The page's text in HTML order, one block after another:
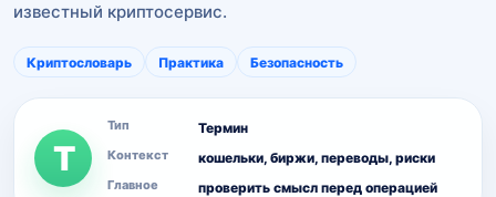
известный криптосервис.
Криптословарь Практика Безопасность
T
Тип Термин
Контекст кошельки, биржи, переводы, риски
Главное проверить смысл перед операцией